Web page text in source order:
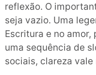
reflexão. O
seja vazio. Uma
Escritura e no
uma sequência de
sociais, clareza